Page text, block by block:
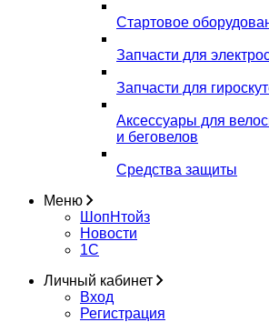
Стартовое
Запчасти для
Запчасти для
Аксессуары для
и беговелов
Средства защиты
Меню
ШопНтойз
Новости
1C
Личный кабинет
Вход
Регистрация